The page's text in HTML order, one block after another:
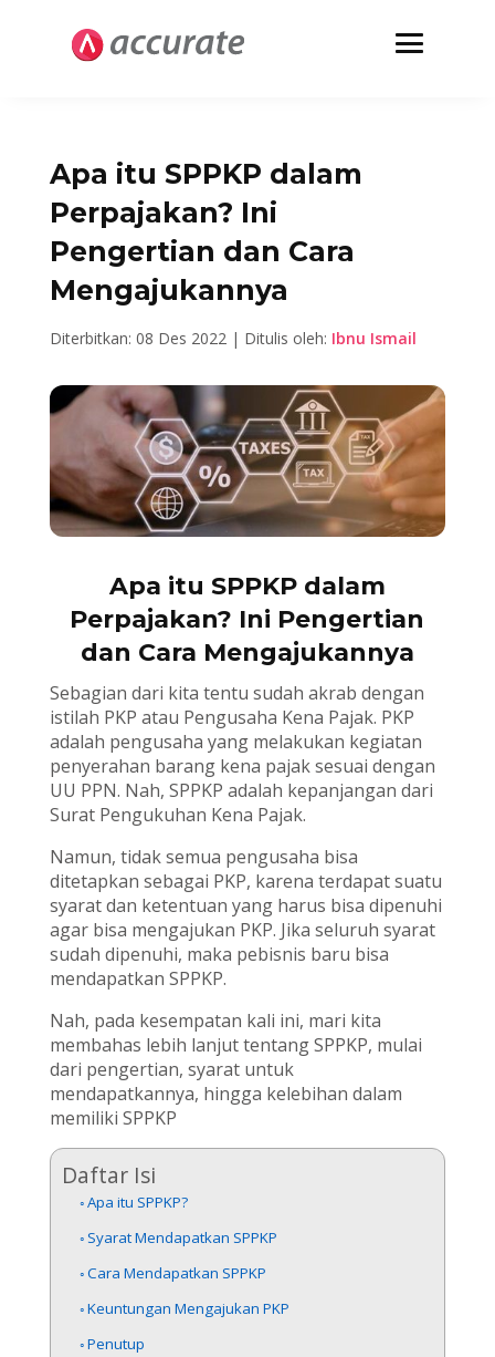
Apa itu SPPKP dalam
Perpajakan? Ini
Pengertian dan Cara
Mengajukannya
Diterbitkan: 08 Des 2022 | Ditulis oleh: Ibnu Ismail
Apa itu SPPKP dalam
Perpajakan? Ini Pengertian
dan Cara Mengajukannya
Sebagian dari kita tentu sudah akrab dengan
istilah PKP atau Pengusaha Kena Pajak. PKP
adalah pengusaha yang melakukan kegiatan
penyerahan barang kena pajak sesuai dengan
UU PPN. Nah, SPPKP adalah kepanjangan dari
Surat Pengukuhan Kena Pajak.
Namun, tidak semua pengusaha bisa
ditetapkan sebagai PKP, karena terdapat suatu
syarat dan ketentuan yang harus bisa dipenuhi
agar bisa mengajukan PKP. Jika seluruh syarat
sudah dipenuhi, maka pebisnis baru bisa
mendapatkan SPPKP.
Nah, pada kesempatan kali ini, mari kita
membahas lebih lanjut tentang SPPKP, mulai
dari pengertian, syarat untuk
mendapatkannya, hingga kelebihan dalam
memiliki SPPKP
Daftar Isi
Apa itu SPPKP?
Syarat Mendapatkan SPPKP
Cara Mendapatkan SPPKP
Keuntungan Mengajukan PKP
Penutup